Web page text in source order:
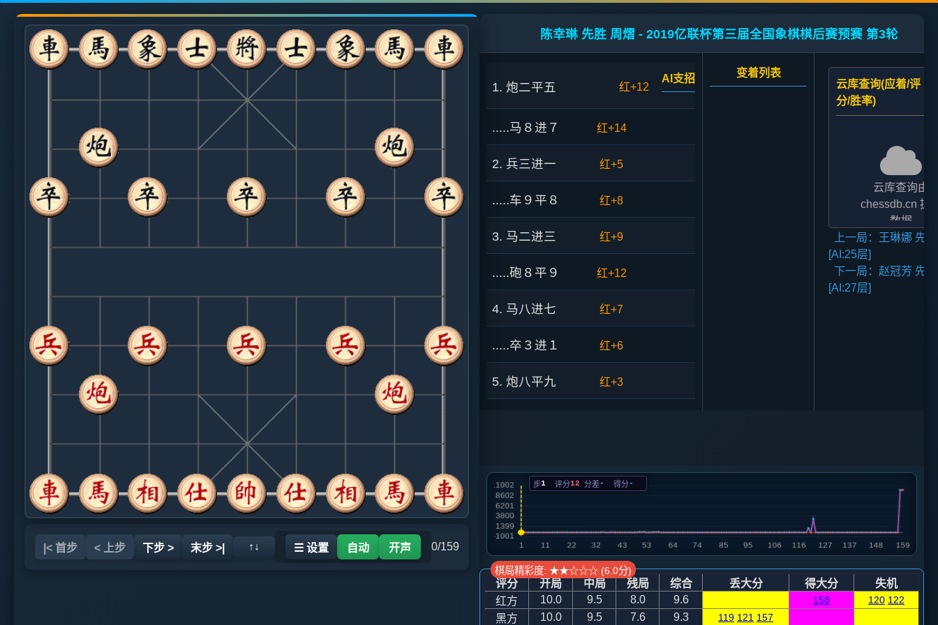
|< 首步 < 上步 下步 > 末步 >| ↑↓ ☰ 设置 自动 开声 0/159
陈幸琳 先胜 周熠 - 2019亿联杯第三届全国象棋棋后赛预赛 第3轮
1. 炮二平五 红+12
AI支招
.....马８进７ 红+14
2. 兵三进一 红+5
.....车９平８ 红+8
3. 马二进三 红+9
.....砲８平９ 红+12
4. 马八进七 红+7
.....卒３进１ 红+6
5. 炮八平九 红+3
.....车１平２ 红+0
7. 车一进一
.....车８进４ 红+8
8. 车八进六 红+7
变着列表
云库查询(应着/评
分/胜率)
云库查询由
chessdb.cn 提
数据
AI支招,云库应
二者的评分表
法相差2至3倍,
上一局：王琳娜 先
[AI:25层]
下一局：赵冠芳 先
[AI:27层]
步1 评分12 分差- 得分-
棋局精彩度: ★★☆☆☆ (6.0分)
评分 开局 中局 残局 综合 丢大分 得大分
失机
红方
10.0 9.5 8.0 9.6 158 120 122
黑方 10.0 9.5 7.6 9.3 119 121 157